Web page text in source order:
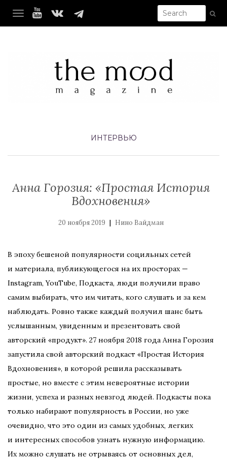
TOGGLE NAVIGATION
ИНТЕРВЬЮ
Анна Горозия: «Простая История
Вдохновения»
20 ноября 2019 | Нино Вайдман
В эпоху бешеной популярности социльных сетей
и материала, публикующегося на их просторах —
Instagram, YouTube, Подкаста, люди получили право
самим выбирать, что им читать, кого слушать и за кем
наблюдать. Ровно также каждый получил шанс быть
услышанным, увиденным и презентовать свой
авторский «продукт». 27 ноября 2018 года Анна Горозия
запустила свой авторский подкаст «Простая История
Вдохновения», в которой решила рассказывать
простые, но вместе с этим невероятные истории
жизни, успеха и разных невзгод людей. Подкасты пока
только набирают популярность в России, но уже
очевидно, что это один из самых удобных, легких
и интересных способов узнать нужную информацию.
Их можно слушать не отрываясь от основных дел,